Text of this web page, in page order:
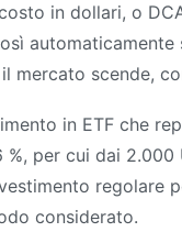
in dollari, o
mercato scende,
in ETF che
per cui dai
considerato.